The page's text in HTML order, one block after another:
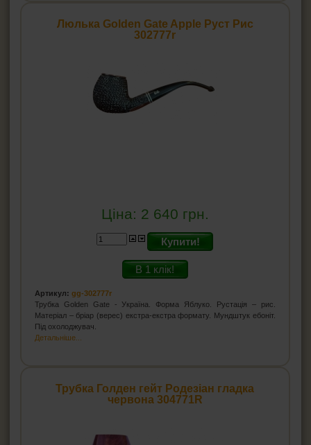
Люлька Golden Gate Apple Руст Рис
302777r
Ціна: 2 640 грн.
Купити!
В 1 клік!
Артикул: gg-302777r
Трубка Golden Gate - Україна. Форма Яблуко. Рустація – рис.
Матеріал – бріар (верес) екстра-екстра формату. Мундштук ебоніт.
Під охолоджувач.
Детальніше...
Трубка Голден гейт Родезіан гладка
червона 304771R